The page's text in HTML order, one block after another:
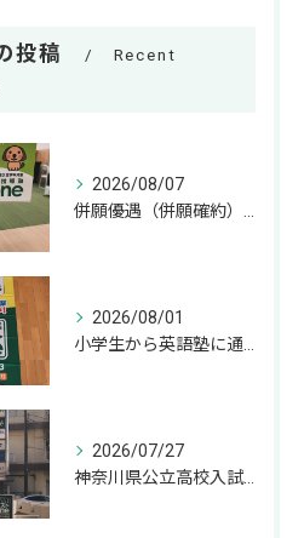
投稿
Recent
2026/08/07
2026/08/01
2026/07/27
神奈川県公立高校入試の過去問はいつから解き始めるべきか？